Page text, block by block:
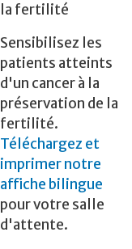
la fertilité
Sensibilisez les
patients atteints
d'un cancer à la
préservation de la
fertilité.
Téléchargez et
imprimer notre
affiche bilingue
pour votre salle
d'attente.